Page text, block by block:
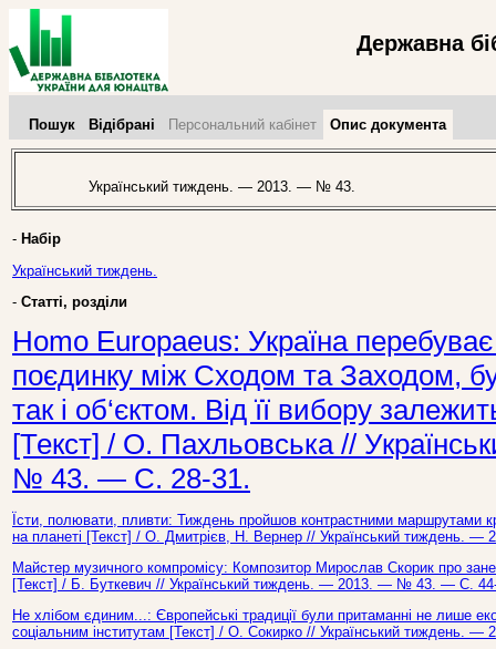
Державна
Пошук Відібрані Персональний кабінет Опис документа
Український тиждень. — 2013. — № 43.
- Набір
Український тиждень.
- Статті, розділи
Homo Europaeus: Україна перебуває
поєдинку між Сходом та Заходом,
так і об‘єктом. Від її вибору
[Текст] / О. Пахльовська //
№ 43. — С. 28-31.
Їсти, полювати, пливти: Тиждень пройшов контрастними маршрутами
на планеті [Текст] / О. Дмитрієв, Н. Вернер // Український
Майстер музичного компромісу: Композитор Мирослав Скорик про
[Текст] / Б. Буткевич // Український тиждень. — 2013. — № 43. — С.
Не хлібом єдиним...: Європейські традиції були притаманні не лише
соціальним інститутам [Текст] / О. Сокирко // Український